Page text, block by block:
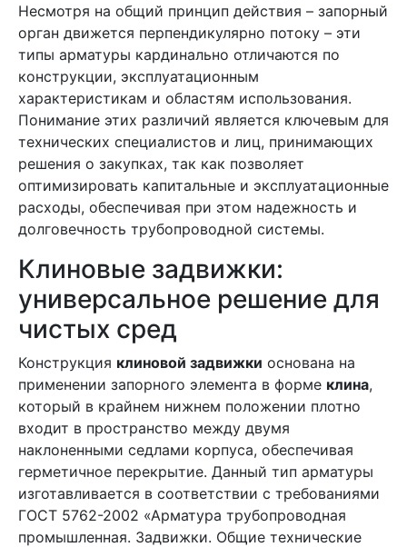
Несмотря на общий принцип действия – запорный
орган движется перпендикулярно потоку – эти
типы арматуры кардинально отличаются по
конструкции, эксплуатационным
характеристикам и областям использования.
Понимание этих различий является ключевым для
технических специалистов и лиц, принимающих
решения о закупках, так как позволяет
оптимизировать капитальные и эксплуатационные
расходы, обеспечивая при этом надежность и
долговечность трубопроводной системы.
Клиновые задвижки:
универсальное решение для
чистых сред
Конструкция клиновой задвижки основана на
применении запорного элемента в форме клина,
который в крайнем нижнем положении плотно
входит в пространство между двумя
наклоненными седлами корпуса, обеспечивая
герметичное перекрытие. Данный тип арматуры
изготавливается в соответствии с требованиями
ГОСТ 5762-2002 «Арматура трубопроводная
промышленная. Задвижки. Общие технические